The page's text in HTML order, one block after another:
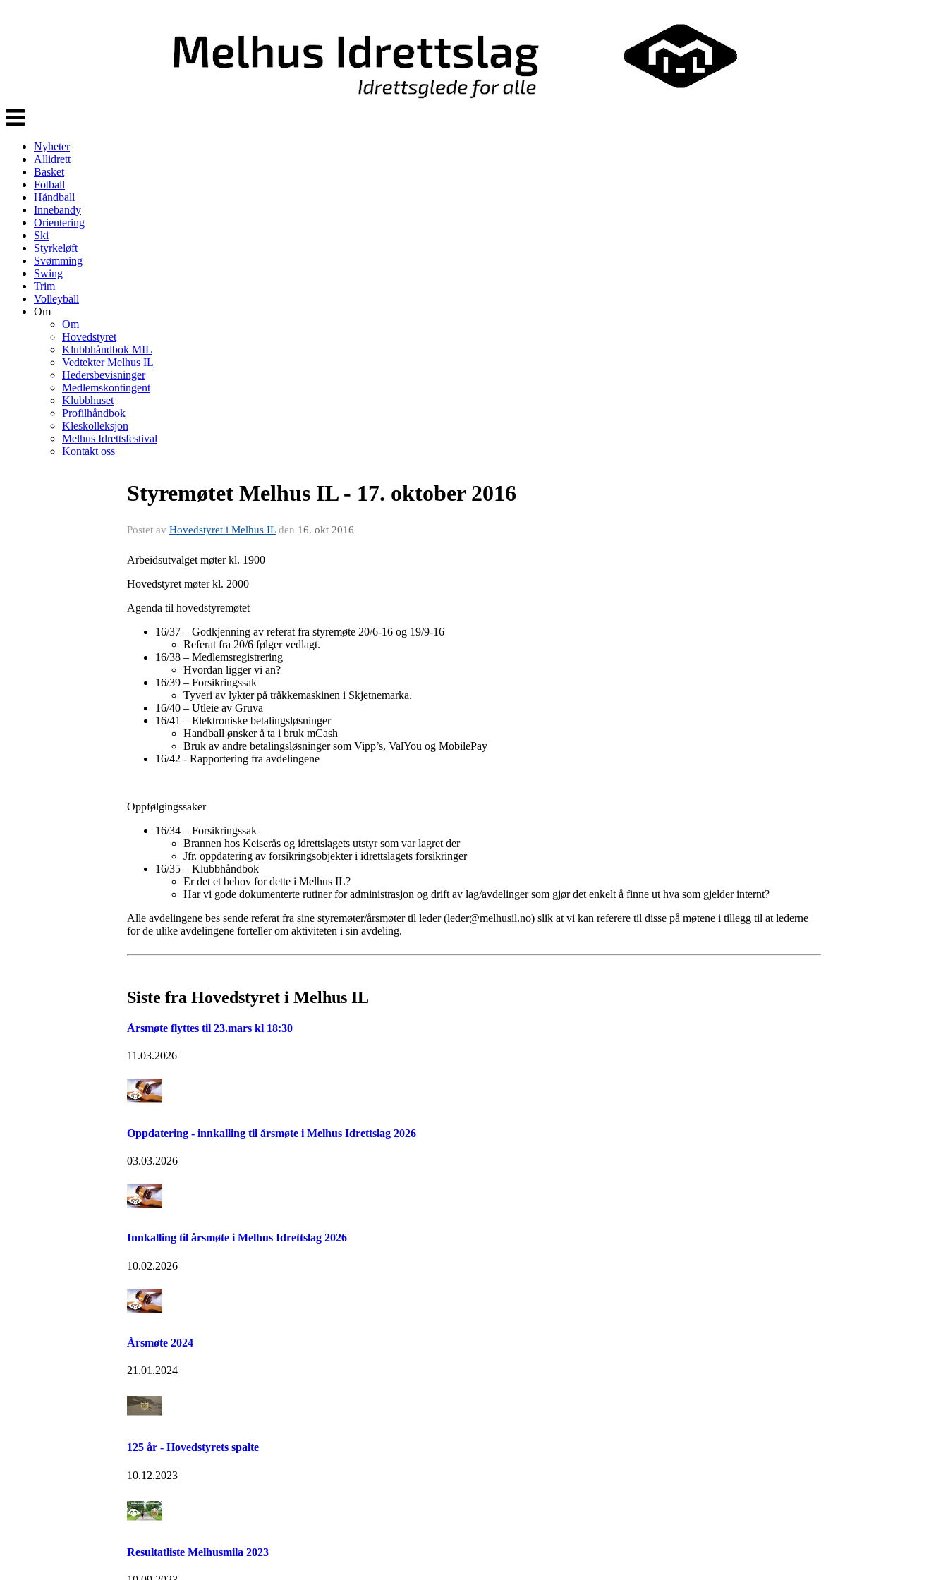
Veksle
navigasjon
Nyheter
Allidrett
Basket
Fotball
Håndball
Innebandy
Orientering
Ski
Styrkeløft
Svømming
Swing
Trim
Volleyball
Om
Om
Hovedstyret
Klubbhåndbok MIL
Vedtekter Melhus IL
Hedersbevisninger
Medlemskontingent
Klubbhuset
Profilhåndbok
Kleskolleksjon
Melhus Idrettsfestival
Kontakt oss
Styremøtet Melhus IL - 17. oktober 2016
Postet av Hovedstyret i Melhus ILden 16. okt 2016
Arbeidsutvalget møter kl. 1900
Hovedstyret møter kl. 2000
Agenda til hovedstyremøtet
16/37 – Godkjenning av referat fra styremøte 20/6-16 og 19/9-16
Referat fra 20/6 følger vedlagt.
16/38 – Medlemsregistrering
Hvordan ligger vi an?
16/39 – Forsikringssak
Tyveri av lykter på tråkkemaskinen i Skjetnemarka.
16/40 – Utleie av Gruva
16/41 – Elektroniske betalingsløsninger
Handball ønsker å ta i bruk mCash
Bruk av andre betalingsløsninger som Vipp’s, ValYou og MobilePay
16/42 - Rapportering fra avdelingene
Oppfølgingssaker
16/34 – Forsikringssak
Brannen hos Keiserås og idrettslagets utstyr som var lagret der
Jfr. oppdatering av forsikringsobjekter i idrettslagets forsikringer
16/35 – Klubbhåndbok
Er det et behov for dette i Melhus IL?
Har vi gode dokumenterte rutiner for administrasjon og drift av lag/avdelinger som gjør det enkelt å finne ut hva som gjelder internt?
Alle avdelingene bes sende referat fra sine styremøter/årsmøter til leder (leder@melhusil.no) slik at vi kan referere til disse på møtene i tillegg til at lederne
for de ulike avdelingene forteller om aktiviteten i sin avdeling.
Siste fra Hovedstyret i Melhus IL
Årsmøte flyttes til 23.mars kl 18:30
11.03.2026
Oppdatering - innkalling til årsmøte i Melhus Idrettslag 2026
03.03.2026
Innkalling til årsmøte i Melhus Idrettslag 2026
10.02.2026
Årsmøte 2024
21.01.2024
125 år - Hovedstyrets spalte
10.12.2023
Resultatliste Melhusmila 2023